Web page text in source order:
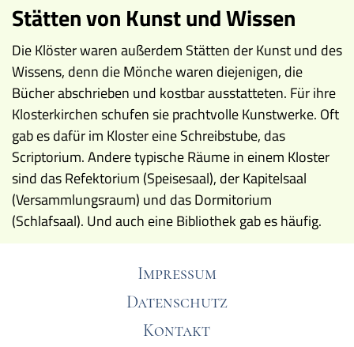
Stätten von Kunst und Wissen
Die Klöster waren außerdem Stätten der Kunst und des
Wissens, denn die Mönche waren diejenigen, die
Bücher abschrieben und kostbar ausstatteten. Für ihre
Klosterkirchen schufen sie prachtvolle Kunstwerke. Oft
gab es dafür im Kloster eine Schreibstube, das
Scriptorium. Andere typische Räume in einem Kloster
sind das Refektorium (Speisesaal), der Kapitelsaal
(Versammlungsraum) und das Dormitorium
(Schlafsaal). Und auch eine Bibliothek gab es häufig.
Impressum
Datenschutz
Kontakt